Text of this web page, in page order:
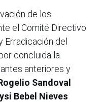
de los
el Comité Directivo
Erradicación del
concluida la
anteriores y
Sandoval
Bebel Nieves